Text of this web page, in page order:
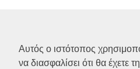
Αυτός ο ιστότοπος
να διασφαλίσει ότι θα έχετε